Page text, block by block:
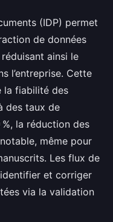
(IDP) permet
de données
ainsi le
l’entreprise. Cette
la fiabilité des
des taux de
la réduction des
même pour
Les flux de
et corriger
via la validation